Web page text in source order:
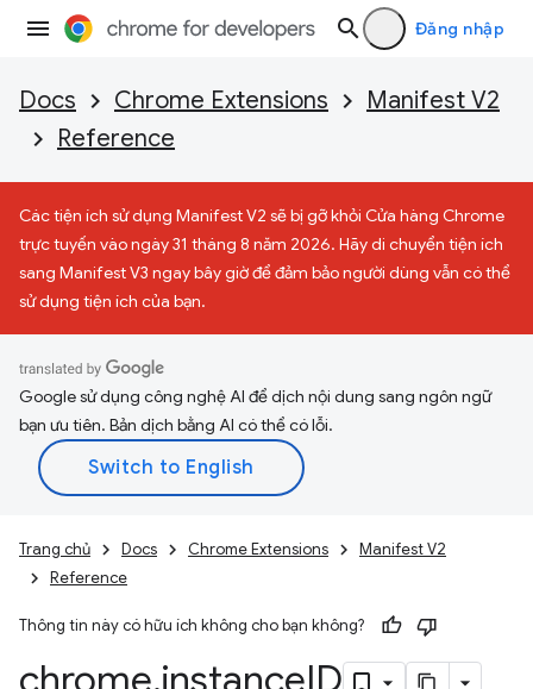
Đăng nhập
Docs Chrome Extensions
Manifest V2
Reference
Các tiện ích sử dụng Manifest V2 sẽ bị gỡ khỏi Cửa hàng Chrome
trực tuyến vào ngày 31 tháng 8 năm 2026. Hãy di chuyển tiện ích
sang Manifest V3 ngay bây giờ để đảm bảo người dùng vẫn có thể
sử dụng tiện ích của bạn.
Google sử dụng công nghệ AI để dịch nội dung sang ngôn ngữ
bạn ưu tiên. Bản dịch bằng AI có thể có lỗi.
Trang chủ Docs Chrome Extensions
Manifest V2
Reference
Thông tin này có hữu ích không cho bạn không?
chrome.instanceID